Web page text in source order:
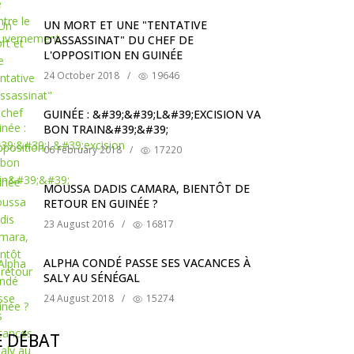
UN MORT ET UNE "TENTATIVE
D'ASSASSINAT" DU CHEF DE
L'OPPOSITION EN GUINÉE
24 October 2018 / 19646
GUINÉE : &#39;&#39;L&#39;EXCISION VA
BON TRAIN&#39;&#39;
06 February 2018 / 17220
MOUSSA DADIS CAMARA, BIENTÔT DE
RETOUR EN GUINÉE ?
23 August 2016 / 16817
ALPHA CONDÉ PASSE SES VACANCES À
SALY AU SÉNÉGAL
24 August 2018 / 15274
DÉBAT